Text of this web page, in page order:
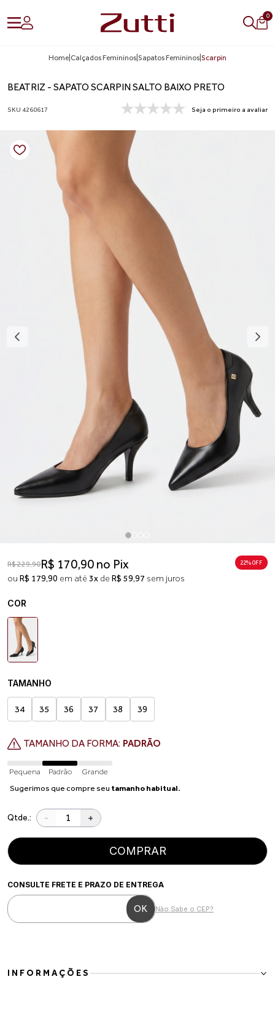
0
Home Calçados Femininos Sapatos Femininos Scarpin
BEATRIZ - SAPATO SCARPIN SALTO BAIXO PRETO
SKU 4260617 Seja o primeiro a avaliar
R$ 229,90R$ 170,90 no Pix
ou R$ 179,90 em até 3x de R$ 59,97 sem juros
22% 0FF
COR
TAMANHO
34 35 36 37 38 39
TAMANHO DA FORMA: PADRÃO
Pequena Padrão
Grande
Sugerimos que compre seu tamanho habitual.
Qtde.: - +
COMPRAR
CONSULTE FRETE E PRAZO DE ENTREGA
Não Sabe o CEP?
INFORMAÇÕES